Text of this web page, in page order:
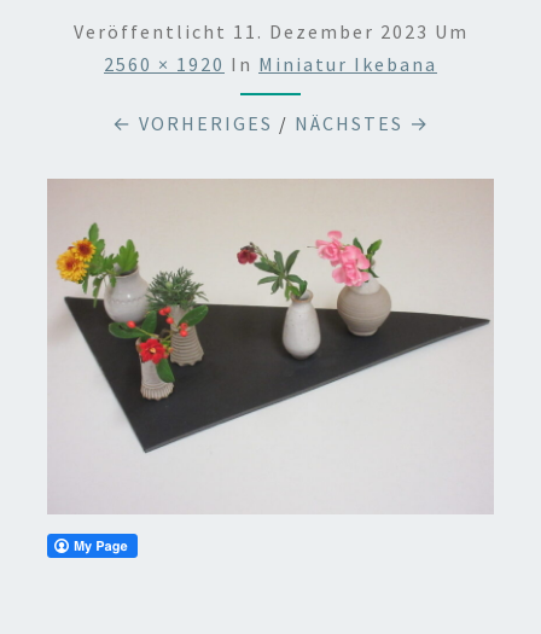
Veröffentlicht 11. Dezember 2023 Um
2560 × 1920 In Miniatur Ikebana
← VORHERIGES / NÄCHSTES →